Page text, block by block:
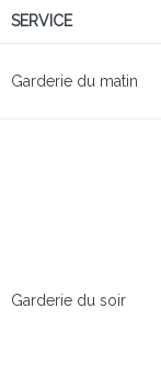
SERVICE
Garderie du matin
Garderie du soir